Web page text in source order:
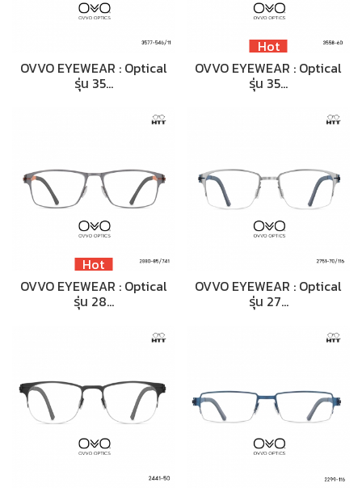
OVVO EYEWEAR : Optical
รุ่น 35…
Hot
OVVO EYEWEAR : Optical
รุ่น 35…
Hot
OVVO EYEWEAR : Optical
รุ่น 28…
OVVO EYEWEAR : Optical
รุ่น 27…